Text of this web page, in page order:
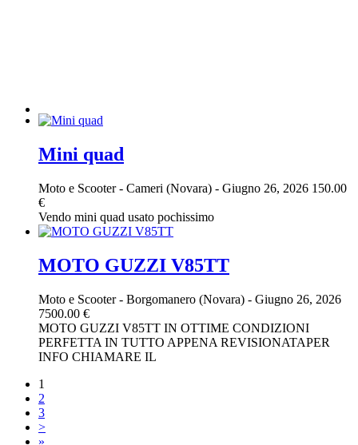
Mini quad
Moto e Scooter- Cameri (Novara) - Giugno 26, 2026 150.00
€
Vendo mini quad usato pochissimo
MOTO GUZZI V85TT
Moto e Scooter- Borgomanero (Novara) - Giugno 26, 2026
7500.00 €
MOTO GUZZI V85TT IN OTTIME CONDIZIONI
PERFETTA IN TUTTO APPENA REVISIONATAPER
INFO CHIAMARE IL
1
2
3
>
»